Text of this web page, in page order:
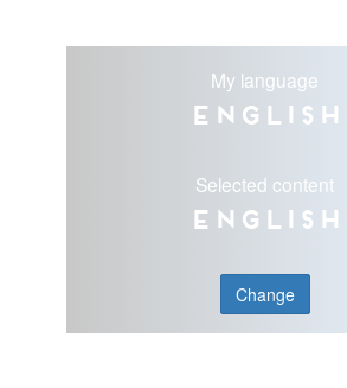
My language
English
Selected content
English
Change